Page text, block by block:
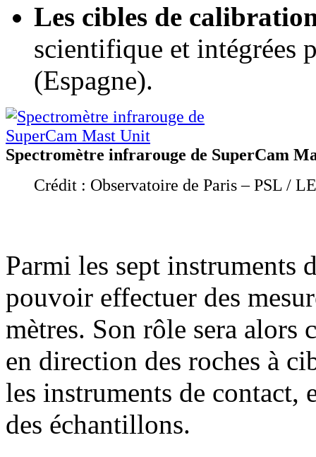
Les cibles de
scientifique et intégrées
(Espagne).
Spectromètre infrarouge de SuperCam
Crédit : Observatoire de Paris – PSL /
Parmi les sept instruments
pouvoir effectuer des
mètres. Son rôle sera alors
en direction des roches à
les instruments de contact,
des échantillons.